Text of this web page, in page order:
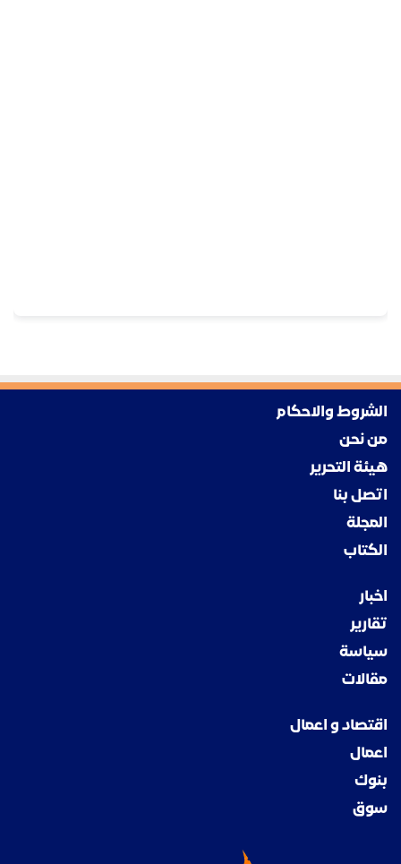
الشروط والاحكام
من نحن
هيئة التحرير
اتصل بنا
المجلة
الكتاب
اخبار
تقارير
سياسة
مقالات
اقتصاد و اعمال
اعمال
بنوك
سوق